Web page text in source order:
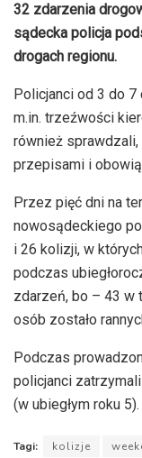
32 zdarzenia
sądecka policja
drogach regionu.
Policjanci od 3 do
m.in. trzeźwości
również
przepisami i
Przez pięć dni na
nowosądeckiego
i 26 kolizji, w
podczas
zdarzeń, bo – 43 w
osób zostało
Podczas
policjanci
(w ubiegłym roku 5).
Tagi: kolizje